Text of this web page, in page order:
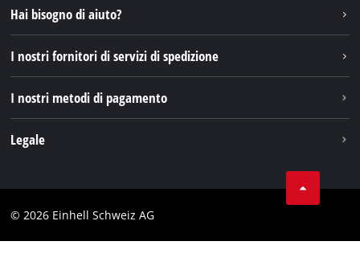
Instagram
TikTok
Pinterest
Hai bisogno di aiuto?
I nostri fornitori di servizi di spedizione
I nostri metodi di pagamento
Legale
Testata
© 2026 Einhell Schweiz AG